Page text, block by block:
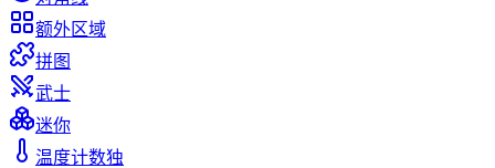
额外区域
拼图
武士
迷你
温度计数独